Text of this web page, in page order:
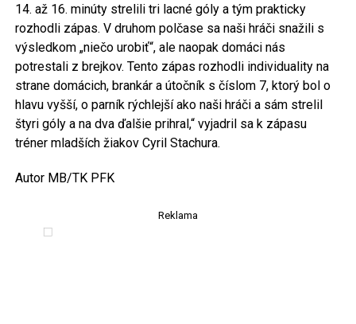
14. až 16. minúty strelili tri lacné góly a tým prakticky
rozhodli zápas. V druhom polčase sa naši hráči snažili s
výsledkom „niečo urobiť“, ale naopak domáci nás
potrestali z brejkov. Tento zápas rozhodli individuality na
strane domácich, brankár a útočník s číslom 7, ktorý bol o
hlavu vyšší, o parník rýchlejší ako naši hráči a sám strelil
štyri góly a na dva ďalšie prihral,“ vyjadril sa k zápasu
tréner mladších žiakov Cyril Stachura.
Autor MB/TK PFK
Reklama